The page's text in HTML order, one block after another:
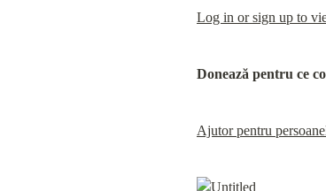
Log in or sign up to
Donează pentru ce
Ajutor pentru